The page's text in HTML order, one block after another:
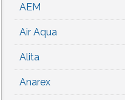
AEM
Air Aqua
Alita
Anarex